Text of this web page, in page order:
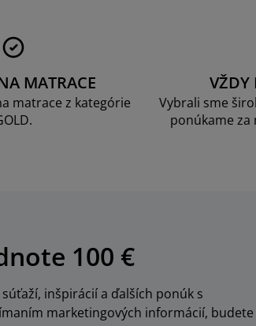
MATRACE
matrace z kategórie
VŽDY
Vybrali sme
ponúkame za
100 €
inšpirácií a ďalších ponúk s
marketingových informácií, budete